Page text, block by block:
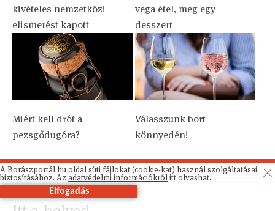
kivételes nemzetközi
elismerést kapott
vega étel, meg egy
desszert
Miért kell drót a
pezsgődugóra?
Válasszunk bort
könnyedén!
A Borászportál.hu oldal süti fájlokat (cookie-kat) használ szolgáltatásai
biztosításához. Az adatvédelmi információkrólitt olvashat.
Elfogadás